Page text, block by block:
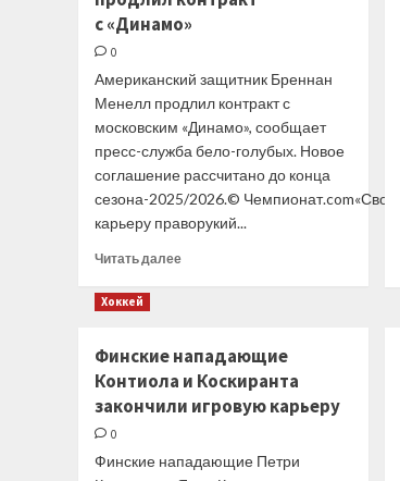
с «Динамо»
0
Американский защитник Бреннан
Менелл продлил контракт с
московским «Динамо», сообщает
пресс-служба бело-голубых. Новое
соглашение рассчитано до конца
сезона-2025/2026.© Чемпионат.com«Свою
карьеру праворукий...
Читать далееПрочитать
Менелл
продлил
контракт
с «Динамо»
Хоккей
Финские нападающие
Контиола и Коскиранта
закончили игровую карьеру
0
Финские нападающие Петри